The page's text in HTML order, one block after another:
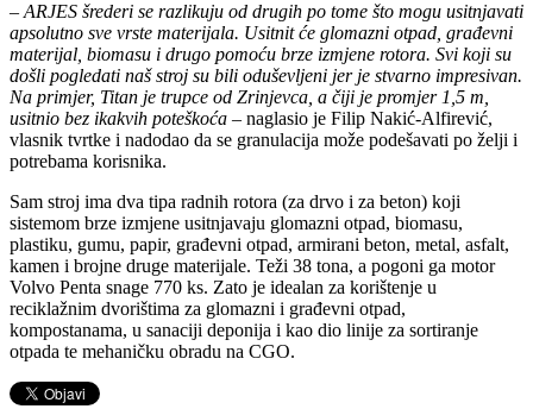
– ARJES šrederi se razlikuju od drugih po tome što mogu usitnjavati
apsolutno sve vrste materijala. Usitnit će glomazni otpad, građevni
materijal, biomasu i drugo pomoću brze izmjene rotora. Svi koji su
došli pogledati naš stroj su bili oduševljeni jer je stvarno impresivan.
Na primjer, Titan je trupce od Zrinjevca, a čiji je promjer 1,5 m,
usitnio bez ikakvih poteškoća – naglasio je Filip Nakić-Alfirević,
vlasnik tvrtke i nadodao da se granulacija može podešavati po želji i
potrebama korisnika.
Sam stroj ima dva tipa radnih rotora (za drvo i za beton) koji
sistemom brze izmjene usitnjavaju glomazni otpad, biomasu,
plastiku, gumu, papir, građevni otpad, armirani beton, metal, asfalt,
kamen i brojne druge materijale. Teži 38 tona, a pogoni ga motor
Volvo Penta snage 770 ks. Zato je idealan za korištenje u
reciklažnim dvorištima za glomazni i građevni otpad,
kompostanama, u sanaciji deponija i kao dio linije za sortiranje
otpada te mehaničku obradu na CGO.